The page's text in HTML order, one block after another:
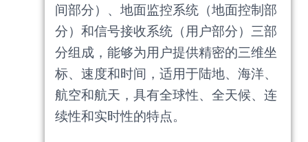
间部分）、地面监控系统（地面控制部
分）和信号接收系统（用户部分）三部
分组成，能够为用户提供精密的三维坐
标、速度和时间，适用于陆地、海洋、
航空和航天，具有全球性、全天候、连
续性和实时性的特点。